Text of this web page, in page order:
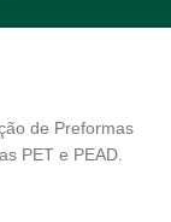
de Preformas
PET e PEAD.